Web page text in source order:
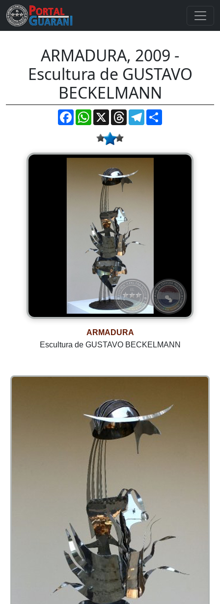
ARMADURA, 2009 -
Escultura de GUSTAVO
BECKELMANN
FacebookWhatsApp
X ThreadsTelegram
ARMADURA
Escultura de GUSTAVO BECKELMANN